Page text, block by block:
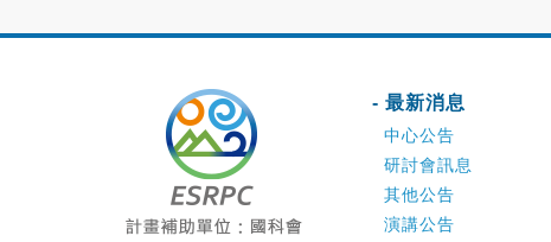
- 最新消息
中心公告
研討會訊息
其他公告
演講公告